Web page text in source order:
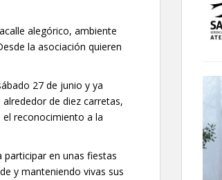
alegórico, ambiente
la asociación quieren
27 de junio y ya
de diez carretas,
reconocimiento a la
participar en unas fiestas
y manteniendo vivas sus